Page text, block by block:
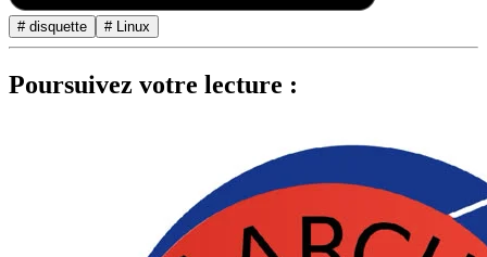
# disquette # Linux
Poursuivez votre lecture :